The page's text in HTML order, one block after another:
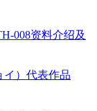
008资料介绍及
イ）代表作品